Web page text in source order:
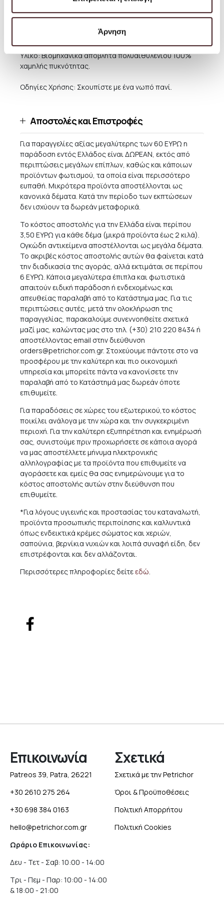
Άρνηση
διατίθεται σε τρεις διαφορετικές παραλλαγές: Bit
Stool, Bit Stool Stack και Bit Stool Cone.
Μέγεθος: Υ: 42 x Ø: 36 εκ.
Υλικό: Βιομηχανικά απόβλητα πολυαιθυλενίου 100%
χαμηλής πυκνότητας.
Οδηγίες Χρήσης: Σκουπίστε με ένα νωπό πανί.
Αποστολές και Επιστροφές
Για παραγγελίες αξίας μεγαλύτερης των 60 ΕΥΡΩ η
παράδοση εντός Ελλάδος είναι ΔΩΡΕΑΝ, εκτός από
περιπτώσεις μεγάλων επίπλων, καθώς και κάποιων
προϊόντων φωτισμού, τα οποία είναι περισσότερο
ευπαθή. Μικρότερα προϊόντα αποστέλλονται ως
κανονικά δέματα. Κατά την περίοδο των εκπτώσεων
δεν ισχύουν τα δωρεάν μεταφορικά.
Το κόστος αποστολής για την Ελλάδα είναι περίπου
3,50 ΕΥΡΩ για κάθε δέμα (μικρά προϊόντα έως 2 κιλά).
Ογκώδη αντικείμενα αποστέλλονται ως μεγάλα δέματα.
Το ακριβές κόστος αποστολής αυτών θα φαίνεται κατά
την διαδικασία της αγοράς, αλλά εκτιμάται σε περίπου
6 ΕΥΡΩ. Κάποια μεγαλύτερα έπιπλα και φωτιστικά
απαιτούν ειδική παράδοση ή ενδεχομένως και
απευθείας παραλαβή από το Κατάστημα μας. Για τις
περιπτώσεις αυτές, μετά την ολοκλήρωση της
παραγγελίας, παρακαλούμε συνεννοηθείτε σχετικά
μαζί μας, καλώντας μας στο τηλ. (+30) 210 220 8434 ή
αποστέλλοντας email στην διεύθυνση
orders@petrichor.com.gr. Στοχεύουμε πάντοτε στο να
προσφέρου με την καλύτερη και πιο οικονομική
υπηρεσία και μπορείτε πάντα να κανονίσετε την
παραλαβή από το Κατάστημά μας δωρεάν όποτε
επιθυμείτε.
Για παραδόσεις σε χώρες του εξωτερικού,το κόστος
ποικίλει ανάλογα με την χώρα και την συγκεκριμένη
περιοχή. Για την καλύτερη εξυπηρέτηση και ενημέρωσή
σας, συνιστούμε πριν προχωρήσετε σε κάποια αγορά
να μας αποστέλλετε μήνυμα ηλεκτρονικής
αλληλογραφίας με τα προϊόντα που επιθυμείτε να
αγοράσετε και εμείς θα σας ενημερώνουμε για το
κόστος αποστολής αυτών στην διεύθυνση που
επιθυμείτε.
*Για λόγους υγιεινής και προστασίας του καταναλωτή,
προϊόντα προσωπικής περιποίησης και καλλυντικά
όπως ενδεικτικά κρέμες σώματος και χεριών,
σαπούνια, βερνίκια νυχιών και λοιπά συναφή είδη, δεν
επιστρέφονται και δεν αλλάζονται.
Περισσότερες πληροφορίες δείτε εδώ
Επικοινωνία
Patreos 39, Patra, 26221
+30 2610 275 264
+30 698 384 0163
hello@petrichor.com.gr
Ωράριο Επικοινωνίας:
Δευ - Τετ - Σαβ: 10:00 - 14:00
Τρι - Πεμ - Παρ: 10:00 - 14:00
& 18:00 - 21:00
Σχετικά
Σχετικά με την Petrichor
Όροι & Προϋποθέσεις
Πολιτική Απορρήτου
Πολιτική Cookies